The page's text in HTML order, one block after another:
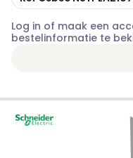
Log in of maak een
bestelinformatie te